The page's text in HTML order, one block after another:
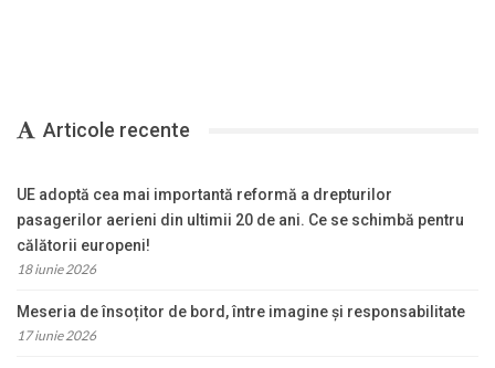
Articole recente
UE adoptă cea mai importantă reformă a drepturilor
pasagerilor aerieni din ultimii 20 de ani. Ce se schimbă pentru
călătorii europeni!
18 iunie 2026
Meseria de însoțitor de bord, între imagine și responsabilitate
17 iunie 2026